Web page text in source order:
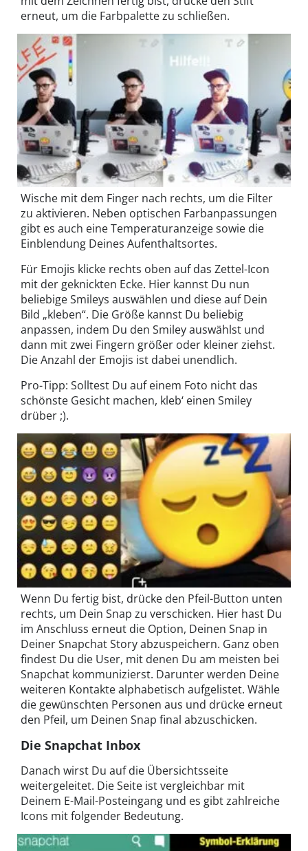
erneut, um die Farbpalette zu schließen.
Wische mit dem Finger nach rechts, um die Filter
zu aktivieren. Neben optischen Farbanpassungen
gibt es auch eine Temperaturanzeige sowie die
Einblendung Deines Aufenthaltsortes.
Für Emojis klicke rechts oben auf das Zettel-Icon
mit der geknickten Ecke. Hier kannst Du nun
beliebige Smileys auswählen und diese auf Dein
Bild „kleben“. Die Größe kannst Du beliebig
anpassen, indem Du den Smiley auswählst und
dann mit zwei Fingern größer oder kleiner ziehst.
Die Anzahl der Emojis ist dabei unendlich.
Pro-Tipp: Solltest Du auf einem Foto nicht das
schönste Gesicht machen, kleb‘ einen Smiley
drüber ;).
Wenn Du fertig bist, drücke den Pfeil-Button unten
rechts, um Dein Snap zu verschicken. Hier hast Du
im Anschluss erneut die Option, Deinen Snap in
Deiner Snapchat Story abzuspeichern. Ganz oben
findest Du die User, mit denen Du am meisten bei
Snapchat kommunizierst. Darunter werden Deine
weiteren Kontakte alphabetisch aufgelistet. Wähle
die gewünschten Personen aus und drücke erneut
den Pfeil, um Deinen Snap final abzuschicken.
Die Snapchat Inbox
Danach wirst Du auf die Übersichtsseite
weitergeleitet. Die Seite ist vergleichbar mit
Deinem E-Mail-Posteingang und es gibt zahlreiche
Icons mit folgender Bedeutung.